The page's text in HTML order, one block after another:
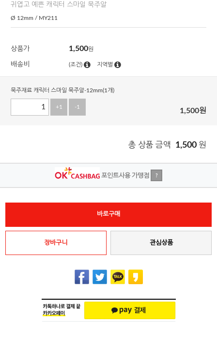
귀엽고 예쁜 캐릭터 스마일 묵주알
Ø 12mm / MY211
상품가 1,500원
배송비 (조건) 지역별
묵주재료 캐릭터 스마일 묵주알-12mm(1개)
+1 -1 1,500원
총 상품 금액 1,500 원
포인트사용 가맹점 ?
바로구매
장바구니 관심상품